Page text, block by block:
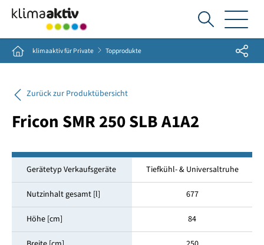
Ich
suche...
Home klimaaktiv für Private Topprodukte Share
Zurück zur Produktübersicht
Fricon SMR 250 SLB A1A2
Gerätetyp Verkaufsgeräte Tiefkühl- & Universaltruhe
Nutzinhalt gesamt [l] 677
Höhe [cm] 84